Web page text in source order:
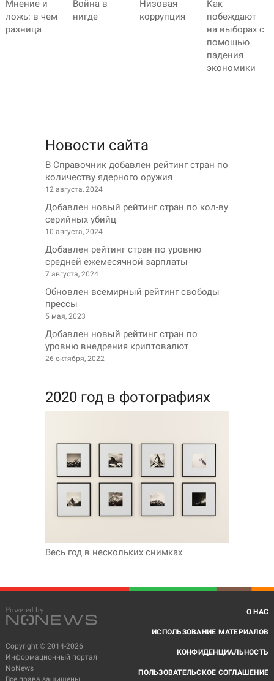
Мнение и
ложь: в чем
разница
Война в
нигде
Низовая
коррупция
Как
побеждают
на выборах с
помощью
падения
экономики
Новости сайта
В Справочник добавлен рейтинг стран по
количеству ядерного оружия
12 августа, 2024
Добавлен новый рейтинг стран по кол-ву
серийных убийц
10 августа, 2024
Добавлен рейтинг стран по уровню
средней ежемесячной зарплаты
7 августа, 2024
Обновлен всемирный рейтинг свободы
прессы
5 мая, 2023
Добавлен новый рейтинг стран по
уровню внедрения криптовалют
26 октября, 2022
2020 год в фотографиях
Весь год в нескольких снимках
Copyright © 2014-2026
Информационный портал
NoNews
О НАС
ИСПОЛЬЗОВАНИЕ МАТЕРИАЛОВ
КОНФИДЕНЦИАЛЬНОСТЬ
ПОЛЬЗОВАТЕЛЬСКОЕ СОГЛАШЕНИЕ